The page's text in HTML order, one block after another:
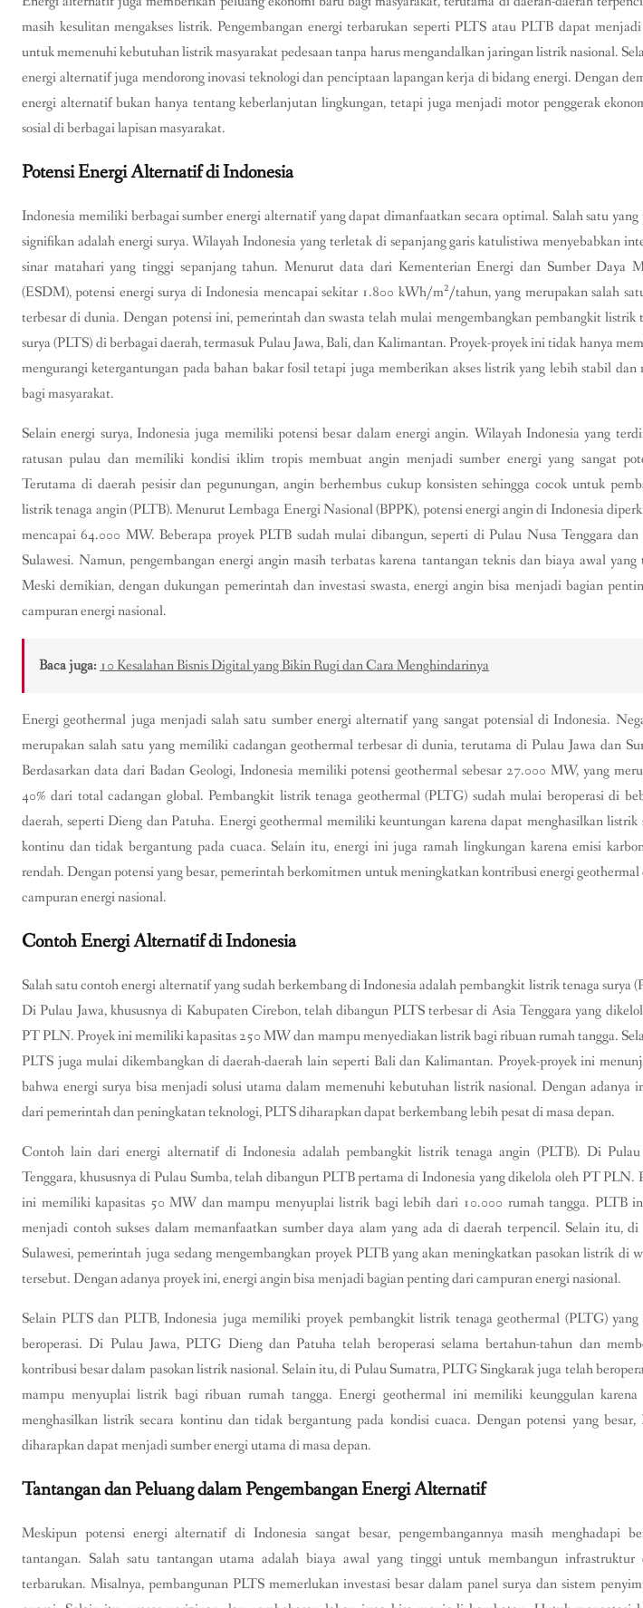
masih kesulitan mengakses listrik. Pengembangan energi terbarukan seperti PLTS atau PLTB dapat
untuk memenuhi kebutuhan listrik masyarakat pedesaan tanpa harus mengandalkan jaringan listrik nasional.
energi alternatif juga mendorong inovasi teknologi dan penciptaan lapangan kerja di bidang energi. Dengan
energi alternatif bukan hanya tentang keberlanjutan lingkungan, tetapi juga menjadi motor penggerak
sosial di berbagai lapisan masyarakat.
Potensi Energi Alternatif di Indonesia
Indonesia memiliki berbagai sumber energi alternatif yang dapat dimanfaatkan secara optimal. Salah satu
signifikan adalah energi surya. Wilayah Indonesia yang terletak di sepanjang garis katulistiwa menyebabkan
sinar matahari yang tinggi sepanjang tahun. Menurut data dari Kementerian Energi dan Sumber Daya
(ESDM), potensi energi surya di Indonesia mencapai sekitar 1.800 kWh/m²/tahun, yang merupakan salah
terbesar di dunia. Dengan potensi ini, pemerintah dan swasta telah mulai mengembangkan pembangkit listrik
surya (PLTS) di berbagai daerah, termasuk Pulau Jawa, Bali, dan Kalimantan. Proyek-proyek ini tidak hanya
mengurangi ketergantungan pada bahan bakar fosil tetapi juga memberikan akses listrik yang lebih stabil dan
bagi masyarakat.
Selain energi surya, Indonesia juga memiliki potensi besar dalam energi angin. Wilayah Indonesia yang
ratusan pulau dan memiliki kondisi iklim tropis membuat angin menjadi sumber energi yang sangat
Terutama di daerah pesisir dan pegunungan, angin berhembus cukup konsisten sehingga cocok untuk
listrik tenaga angin (PLTB). Menurut Lembaga Energi Nasional (BPPK), potensi energi angin di Indonesia
mencapai 64.000 MW. Beberapa proyek PLTB sudah mulai dibangun, seperti di Pulau Nusa Tenggara
Sulawesi. Namun, pengembangan energi angin masih terbatas karena tantangan teknis dan biaya awal yang
Meski demikian, dengan dukungan pemerintah dan investasi swasta, energi angin bisa menjadi bagian
campuran energi nasional.
Baca juga: 10 Kesalahan Bisnis Digital yang Bikin Rugi dan Cara Menghindarinya
Energi geothermal juga menjadi salah satu sumber energi alternatif yang sangat potensial di Indonesia.
merupakan salah satu yang memiliki cadangan geothermal terbesar di dunia, terutama di Pulau Jawa dan
Berdasarkan data dari Badan Geologi, Indonesia memiliki potensi geothermal sebesar 27.000 MW, yang
40% dari total cadangan global. Pembangkit listrik tenaga geothermal (PLTG) sudah mulai beroperasi di
daerah, seperti Dieng dan Patuha. Energi geothermal memiliki keuntungan karena dapat menghasilkan listrik
kontinu dan tidak bergantung pada cuaca. Selain itu, energi ini juga ramah lingkungan karena emisi
rendah. Dengan potensi yang besar, pemerintah berkomitmen untuk meningkatkan kontribusi energi geothermal
campuran energi nasional.
Contoh Energi Alternatif di Indonesia
Salah satu contoh energi alternatif yang sudah berkembang di Indonesia adalah pembangkit listrik tenaga surya
Di Pulau Jawa, khususnya di Kabupaten Cirebon, telah dibangun PLTS terbesar di Asia Tenggara yang
PT PLN. Proyek ini memiliki kapasitas 250 MW dan mampu menyediakan listrik bagi ribuan rumah tangga.
PLTS juga mulai dikembangkan di daerah-daerah lain seperti Bali dan Kalimantan. Proyek-proyek ini
bahwa energi surya bisa menjadi solusi utama dalam memenuhi kebutuhan listrik nasional. Dengan adanya
dari pemerintah dan peningkatan teknologi, PLTS diharapkan dapat berkembang lebih pesat di masa depan.
Contoh lain dari energi alternatif di Indonesia adalah pembangkit listrik tenaga angin (PLTB). Di
Tenggara, khususnya di Pulau Sumba, telah dibangun PLTB pertama di Indonesia yang dikelola oleh PT PLN.
ini memiliki kapasitas 50 MW dan mampu menyuplai listrik bagi lebih dari 10.000 rumah tangga. PLTB
menjadi contoh sukses dalam memanfaatkan sumber daya alam yang ada di daerah terpencil. Selain itu,
Sulawesi, pemerintah juga sedang mengembangkan proyek PLTB yang akan meningkatkan pasokan listrik di
tersebut. Dengan adanya proyek ini, energi angin bisa menjadi bagian penting dari campuran energi nasional.
Selain PLTS dan PLTB, Indonesia juga memiliki proyek pembangkit listrik tenaga geothermal (PLTG) yang
beroperasi. Di Pulau Jawa, PLTG Dieng dan Patuha telah beroperasi selama bertahun-tahun dan
kontribusi besar dalam pasokan listrik nasional. Selain itu, di Pulau Sumatra, PLTG Singkarak juga telah
mampu menyuplai listrik bagi ribuan rumah tangga. Energi geothermal ini memiliki keunggulan karena
menghasilkan listrik secara kontinu dan tidak bergantung pada kondisi cuaca. Dengan potensi yang besar,
diharapkan dapat menjadi sumber energi utama di masa depan.
Tantangan dan Peluang dalam Pengembangan Energi Alternatif
Meskipun potensi energi alternatif di Indonesia sangat besar, pengembangannya masih menghadapi
tantangan. Salah satu tantangan utama adalah biaya awal yang tinggi untuk membangun infrastruktur
terbarukan. Misalnya, pembangunan PLTS memerlukan investasi besar dalam panel surya dan sistem